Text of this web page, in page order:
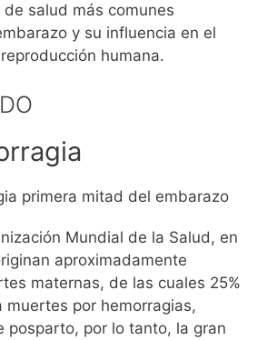
salud más comunes
y su influencia en el
humana.
primera mitad del embarazo
Mundial de la Salud, en
aproximadamente
maternas, de las cuales 25%
muertes por hemorragias,
posparto, por lo tanto, la gran